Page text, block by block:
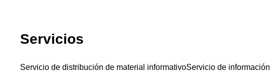
Servicios
Servicio de distribución de material informativoServicio de información